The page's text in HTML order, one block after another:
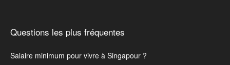
Questions les plus fréquentes
Salaire minimum pour vivre à Singapour ?